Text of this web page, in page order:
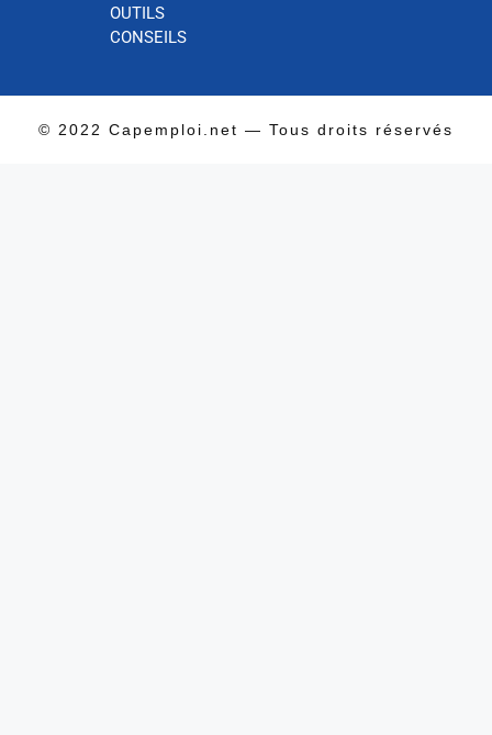
OUTILS
CONSEILS
© 2022 Capemploi.net — Tous droits réservés